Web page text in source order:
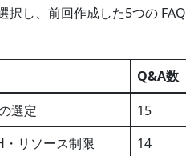
択し、前回作成した5つの FAQ
Q&A数
選定
15
リソース制限
14